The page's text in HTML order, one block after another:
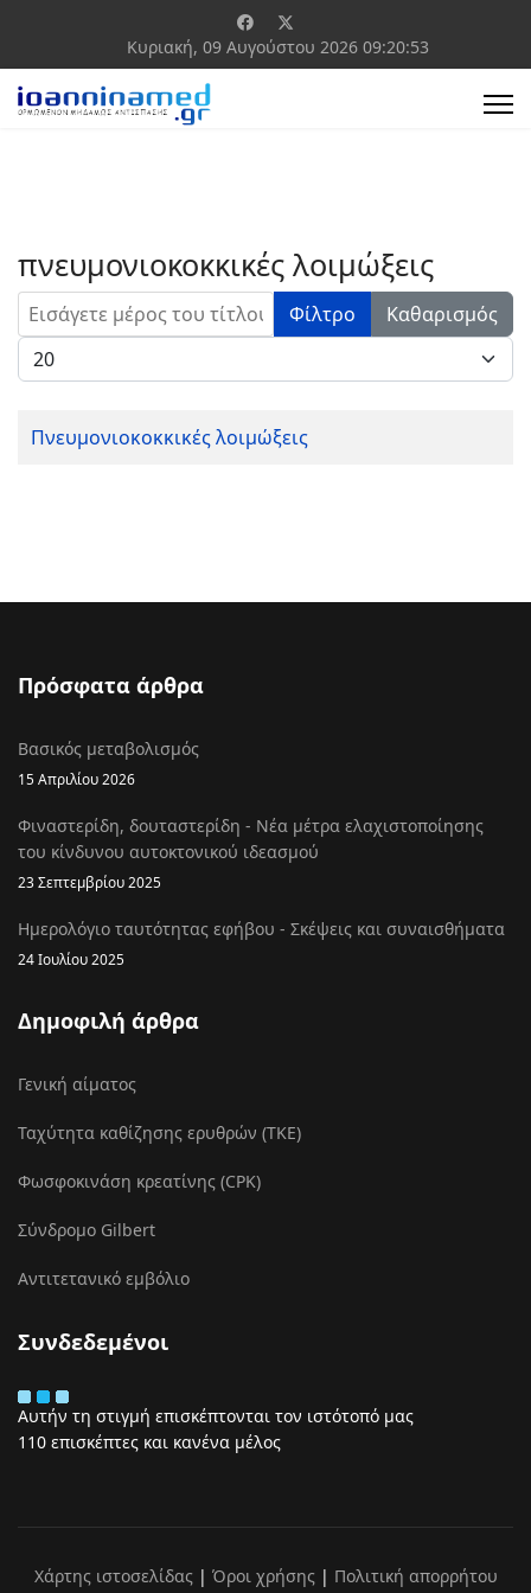
Κυριακή, 09 Αυγούστου 2026 09:20:53
πνευμονιοκοκκικές λοιμώξεις
Εισάγετε μέρος του τίτλου. Φίλτρο
Καθαρισμός
Εμφάνιση #
Πνευμονιοκοκκικές λοιμώξεις
Πρόσφατα άρθρα
Βασικός μεταβολισμός
15 Απριλίου 2026
Φιναστερίδη, δουταστερίδη - Νέα μέτρα ελαχιστοποίησης
του κίνδυνου αυτοκτονικού ιδεασμού
23 Σεπτεμβρίου 2025
Ημερολόγιο ταυτότητας εφήβου - Σκέψεις και συναισθήματα
24 Ιουλίου 2025
Δημοφιλή άρθρα
Γενική αίματος
Ταχύτητα καθίζησης ερυθρών (ΤΚΕ)
Φωσφοκινάση κρεατίνης (CPK)
Σύνδρομο Gilbert
Αντιτετανικό εμβόλιο
Συνδεδεμένοι
Αυτήν τη στιγμή επισκέπτονται τον ιστότοπό μας
110 επισκέπτες και κανένα μέλος
Χάρτης ιστοσελίδας| Όροι χρήσης| Πολιτική απορρήτου